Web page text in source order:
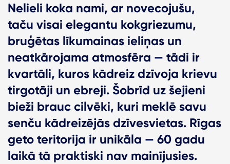
Nelieli koka nami, ar novecojušu,
taču visai elegantu kokgriezumu,
bruģētas līkumainas ieliņas un
neatkārojama atmosfēra — tādi ir
kvartāli, kuros kādreiz dzīvoja krievu
tirgotāji un ebreji. Šobrīd uz šejieni
bieži brauc cilvēki, kuri meklē savu
senču kādreizējās dzīvesvietas. Rīgas
geto teritorija ir unikāla — 60 gadu
laikā tā praktiski nav mainījusies.